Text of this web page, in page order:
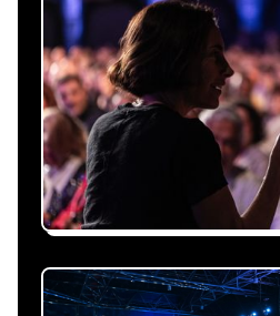
sous 24h
Expliquez-nous vos
sous 24h avec une
personnalisée, claire et
événement et à vos
Nous nous